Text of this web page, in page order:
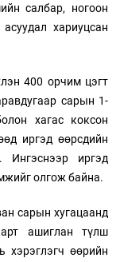
салбар, ногоон
хариуцсан
400 орчим цэгт
сарын 1-
хагас коксон
иргэд өөрсдийн
Ингэснээр иргэд
олгож байна.
сарын хугацаанд
ашиглан түлш
хэрэглэгч өөрийн